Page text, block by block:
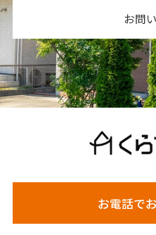
お問
お電話で